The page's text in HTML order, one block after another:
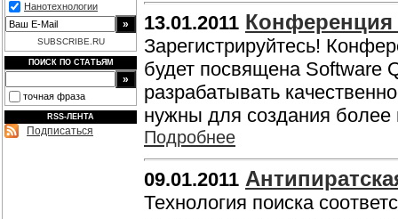
Нанотехнологии
SUBSCRIBE.RU
ПОИСК ПО СТАТЬЯМ
точная фраза
RSS-ЛЕНТА
Подписаться
13.01.2011 Конференция
Зарегистрируйтесь!
будет посвящена Software
разрабатывать
нужны для создания
Подробнее
09.01.2011
Технология поиска